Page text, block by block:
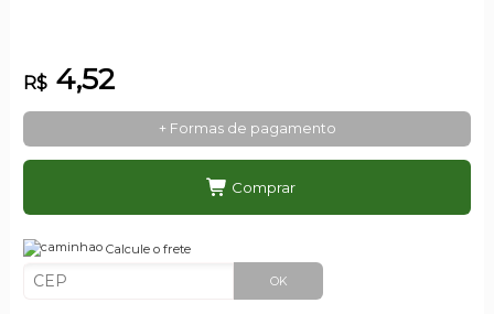
R$4,52
+ Formas de pagamento
Comprar
Calcule o frete
OK